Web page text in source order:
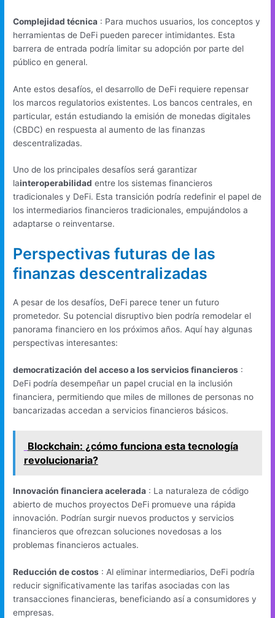
Complejidad técnica : Para muchos usuarios, los conceptos y
herramientas de DeFi pueden parecer intimidantes. Esta
barrera de entrada podría limitar su adopción por parte del
público en general.
Ante estos desafíos, el desarrollo de DeFi requiere repensar
los marcos regulatorios existentes. Los bancos centrales, en
particular, están estudiando la emisión de monedas digitales
(CBDC) en respuesta al aumento de las finanzas
descentralizadas.
Uno de los principales desafíos será garantizar
lainteroperabilidad entre los sistemas financieros
tradicionales y DeFi. Esta transición podría redefinir el papel de
los intermediarios financieros tradicionales, empujándolos a
adaptarse o reinventarse.
Perspectivas futuras de las
finanzas descentralizadas
A pesar de los desafíos, DeFi parece tener un futuro
prometedor. Su potencial disruptivo bien podría remodelar el
panorama financiero en los próximos años. Aquí hay algunas
perspectivas interesantes:
democratización del acceso a los servicios financieros :
DeFi podría desempeñar un papel crucial en la inclusión
financiera, permitiendo que miles de millones de personas no
bancarizadas accedan a servicios financieros básicos.
Blockchain: ¿cómo funciona esta tecnología
revolucionaria?
Innovación financiera acelerada : La naturaleza de código
abierto de muchos proyectos DeFi promueve una rápida
innovación. Podrían surgir nuevos productos y servicios
financieros que ofrezcan soluciones novedosas a los
problemas financieros actuales.
Reducción de costos : Al eliminar intermediarios, DeFi podría
reducir significativamente las tarifas asociadas con las
transacciones financieras, beneficiando así a consumidores y
empresas.